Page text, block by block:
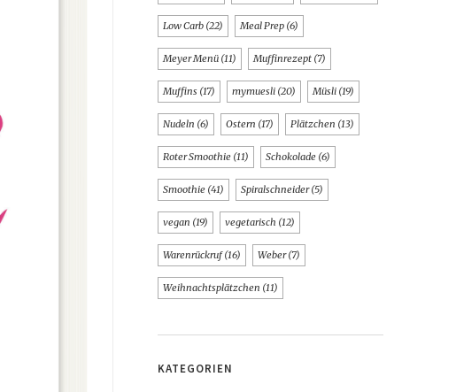
Low Carb (22) Meal Prep (6)
Meyer Menü (11) Muffinrezept (7)
Muffins (17) mymuesli (20) Müsli (19)
Nudeln (6) Ostern (17) Plätzchen (13)
Roter Smoothie (11) Schokolade (6)
Smoothie (41) Spiralschneider(5)
vegan (19) vegetarisch (12)
Warenrückruf(16) Weber(7)
Weihnachtsplätzchen (11)
KATEGORIEN